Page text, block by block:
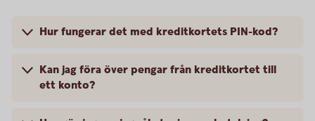
Hur fungerar det med kreditkortets PIN-kod?
Kan jag föra över pengar från kreditkortet till
ett konto?